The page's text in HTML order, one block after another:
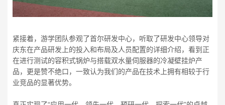
紧接着，游学团队参观了首尔研发中心，听取了研发中心领导对
庆东在产品研发上的投入和布局及人员配置的详细介绍，看到正
在进行测试的容积式锅炉与搭载双水量伺服器的冷凝壁挂炉产
品，更是赞不绝口，一致认为我们的产品在技术上拥有相较于行
业竞品的显著优势。